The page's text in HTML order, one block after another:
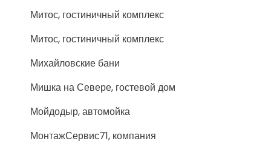
Митос, гостиничный комплекс
Митос, гостиничный комплекс
Михайловские бани
Мишка на Севере, гостевой дом
Мойдодыр, автомойка
МонтажСервис71, компания